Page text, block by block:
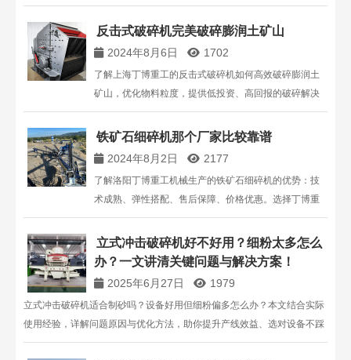
进资源回收利用。
反击式破碎机完美破碎膨润土矿山
2024年8月6日 1702
了解上海丁博重工的反击式破碎机如何高效破碎膨润土
矿山，优化物料粒度，提供低投资、高回报的破碎解决
方案。
铁矿石细碎机那个厂家比较靠谱
2024年8月2日 2177
了解洛阳丁博重工机械生产的铁矿石细碎机的优势：技
术成熟、弹性搭配、售后保障、价格优惠。选择丁博重
工，为您提供高效、可靠的细碎解决方案，满足铁矿石
细碎需求。
立式冲击破碎机好不好用？细粉太多怎么
办？一文讲清关键问题与解决方案！
2025年6月27日 1979
立式冲击破碎机适合制砂吗？设备好用但细粉偏多怎么办？本文结合实际
使用经验，详解问题原因与优化方法，助你提升产线效益、选对设备不踩
坑！